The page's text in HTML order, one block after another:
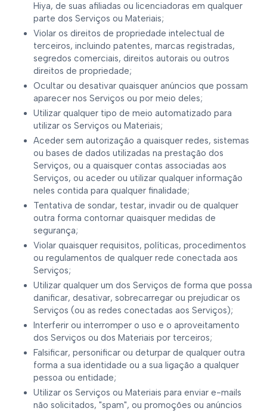
Hiya, de suas afiliadas ou licenciadoras em qualquer
parte dos Serviços ou Materiais;
Violar os direitos de propriedade intelectual de
terceiros, incluindo patentes, marcas registradas,
segredos comerciais, direitos autorais ou outros
direitos de propriedade;
Ocultar ou desativar quaisquer anúncios que possam
aparecer nos Serviços ou por meio deles;
Utilizar qualquer tipo de meio automatizado para
utilizar os Serviços ou Materiais;
Aceder sem autorização a quaisquer redes, sistemas
ou bases de dados utilizadas na prestação dos
Serviços, ou a quaisquer contas associadas aos
Serviços, ou aceder ou utilizar qualquer informação
neles contida para qualquer finalidade;
Tentativa de sondar, testar, invadir ou de qualquer
outra forma contornar quaisquer medidas de
segurança;
Violar quaisquer requisitos, políticas, procedimentos
ou regulamentos de qualquer rede conectada aos
Serviços;
Utilizar qualquer um dos Serviços de forma que possa
danificar, desativar, sobrecarregar ou prejudicar os
Serviços (ou as redes conectadas aos Serviços);
Interferir ou interromper o uso e o aproveitamento
dos Serviços ou dos Materiais por terceiros;
Falsificar, personificar ou deturpar de qualquer outra
forma a sua identidade ou a sua ligação a qualquer
pessoa ou entidade;
Utilizar os Serviços ou Materiais para enviar e-mails
não solicitados, "spam", ou promoções ou anúncios